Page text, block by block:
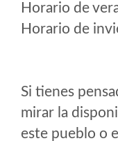
Horario de
Horario de
Si tienes
mirar la
este pueblo o